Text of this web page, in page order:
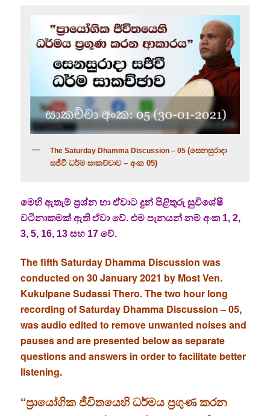
Kindle
The Saturday Dhamma Discussion – 05(සෙනසුරාදා
සජීවී ධර්ම සාකච්චාව – අංක 05)
මෙහි ඇතැම් ප්‍රශ්න හා ඒවාට දුන් පිළිතුරු සුවිශේෂී
වටිනාකමක් ඇති ඒවා වේ. එම පැනයන් නම් අංක 1, 2,
3, 5, 16, 13 සහ 17 වේ.
The fifth Saturday Dhamma Discussion was
conducted on 30 January 2021 by Most Ven.
Kukulpane Sudassi Thero. The two hour long
recording of Saturday Dhamma Discussion – 05,
was audio edited to remove unwanted noises and
pauses and are presented below as separate
questions and answers in order to facilitate better
listening.
“ප්‍රායෝගික ජීවිතයෙහි ධර්මය ප්‍රගුණ කරන